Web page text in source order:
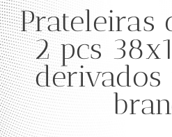
Prateleiras
2 pcs
derivados